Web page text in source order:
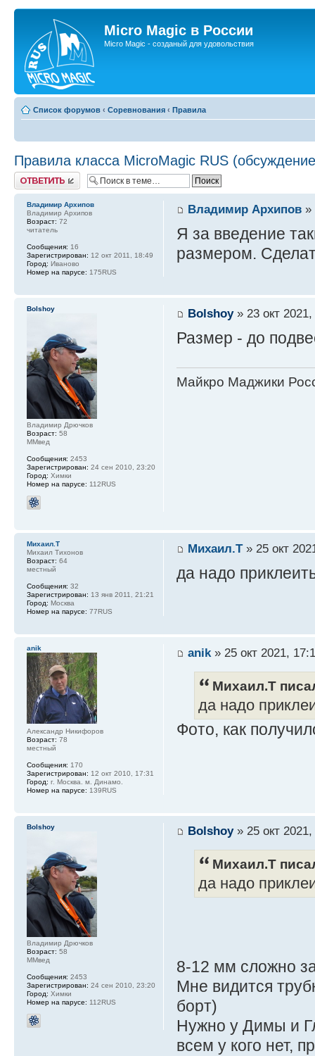
Micro Magic в России
Micro Magic - созданый для удовольствия
Список форумов ‹ Соревнования ‹ Правила
Правила класса MicroMagic RUS
Ответить
Владимир Архипов»
Я за введение
размером.
Владимир Архипов
Владимир Архипов
Возраст: 72
читатель
Сообщения: 16
Зарегистрирован: 12 окт 2011, 18:49
Город: Иваново
Номер на парусе: 175RUS
Bolshoy» 23 окт 2021,
Размер - до
Майкро Маджики
Bolshoy
Владимир Дрючков
Возраст: 58
ММвед
Сообщения: 2453
Зарегистрирован: 24 сен 2010, 23:20
Город: Химки
Номер на парусе: 112RUS
Михаил.Т» 25 окт
да надо
Михаил.Т
Михаил Тихонов
Возраст: 64
местный
Сообщения: 32
Зарегистрирован: 13 янв 2011, 21:21
Город: Москва
Номер на парусе: 77RUS
anik» 25 окт 2021,
Михаил.Т
да надо
Фото, как
anik
Александр Никифоров
Возраст: 78
местный
Сообщения: 170
Зарегистрирован: 12 окт 2010, 17:31
Город: г. Москва. м. Динамо.
Номер на парусе: 139RUS
Bolshoy» 25 окт 2021,
Михаил.Т
да надо
8-12 мм сложно
Мне видится
борт)
Нужно у Димы и
всем у кого нет,
Bolshoy
Владимир Дрючков
Возраст: 58
ММвед
Сообщения: 2453
Зарегистрирован: 24 сен 2010, 23:20
Город: Химки
Номер на парусе: 112RUS